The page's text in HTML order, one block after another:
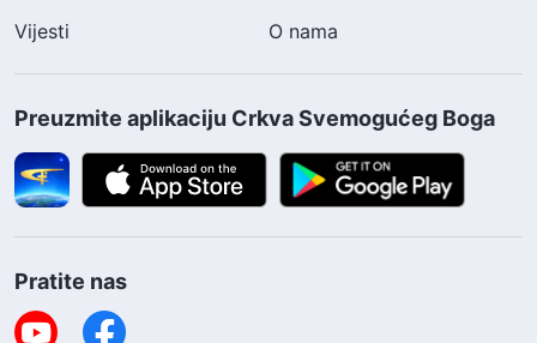
Vijesti
O nama
Preuzmite aplikaciju Crkva Svemogućeg Boga
Pratite nas